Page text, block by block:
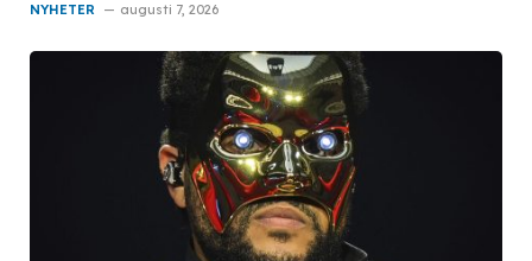
NYHETER augusti 7, 2026